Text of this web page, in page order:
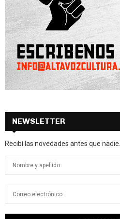
NEWSLETTER
Recibí las novedades antes que nadie...